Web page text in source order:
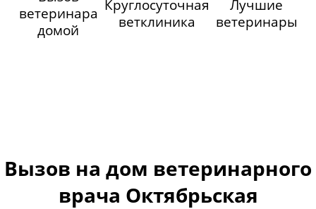
ветеринара
домой
Круглосуточная
ветклиника
Лучшие
ветеринары
Вызов на дом ветеринарного
врача Октябрьская